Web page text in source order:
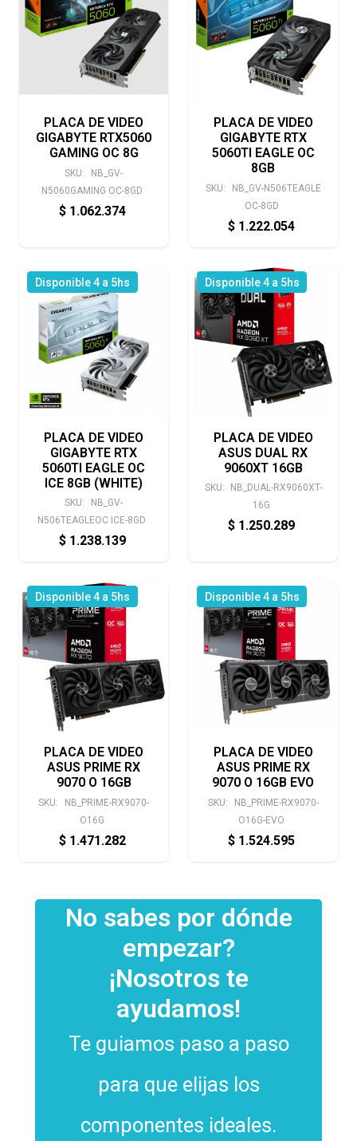
PLACA DE VIDEO
GIGABYTE RTX5060
GAMING OC 8G
SKU:
NB_GV-
N5060GAMING OC-8GD
$ 1.062.374
PLACA DE VIDEO
GIGABYTE RTX
5060TI EAGLE OC
8GB
SKU:
NB_GV-N506TEAGLE
OC-8GD
$ 1.222.054
Disponible 4 a 5hs
PLACA DE VIDEO
GIGABYTE RTX
5060TI EAGLE OC
ICE 8GB (WHITE)
SKU:
NB_GV-
N506TEAGLEOC ICE-8GD
$ 1.238.139
Disponible 4 a 5hs
PLACA DE VIDEO
ASUS DUAL RX
9060XT 16GB
SKU:
NB_DUAL-RX9060XT-
16G
$ 1.250.289
Disponible 4 a 5hs
PLACA DE VIDEO
ASUS PRIME RX
9070 O 16GB
SKU:
NB_PRIME-RX9070-
O16G
$ 1.471.282
Disponible 4 a 5hs
PLACA DE VIDEO
ASUS PRIME RX
9070 O 16GB EVO
SKU:
NB_PRIME-RX9070-
O16G-EVO
$ 1.524.595
No sabes por dónde
empezar?
¡Nosotros te
ayudamos!
Te guiamos paso a paso
para que elijas los
componentes ideales.